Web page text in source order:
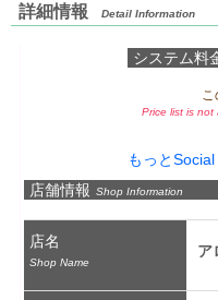
詳細情報 Detail Information
システム料
Price list is not
もっと
店舗情報 Shop Information
店名
Shop Name
ア